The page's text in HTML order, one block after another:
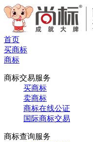
首页
买商标
商标
商标交易服务
买商标
卖商标
商标在线公证
国际商标交易
商标查询服务